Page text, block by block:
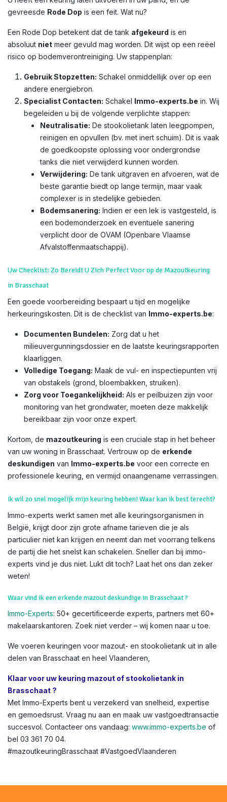
gevreesde Rode Dop is een feit. Wat nu?
Een Rode Dop betekent dat de tank afgekeurd is en
absoluut niet meer gevuld mag worden. Dit wijst op een reëel
risico op bodemverontreiniging. Uw stappenplan:
Gebruik Stopzetten: Schakel onmiddellijk over op een
andere energiebron.
Specialist Contacten: Schakel Immo-experts.be in. Wij
begeleiden u bij de volgende verplichte stappen:
Neutralisatie: De stookolietank laten leegpompen,
reinigen en opvullen (bv. met inert schuim). Dit is vaak
de goedkoopste oplossing voor ondergrondse
tanks die niet verwijderd kunnen worden.
Verwijdering: De tank uitgraven en afvoeren, wat de
beste garantie biedt op lange termijn, maar vaak
complexer is in stedelijke gebieden.
Bodemsanering: Indien er een lek is vastgesteld, is
een bodemonderzoek en eventuele sanering
verplicht door de OVAM (Openbare Vlaamse
Afvalstoffenmaatschappij).
Uw Checklist: Zo Bereidt U Zich Perfect Voor op de Mazoutkeuring
in Brasschaat
Een goede voorbereiding bespaart u tijd en mogelijke
herkeuringskosten. Dit is de checklist van Immo-experts.be:
Documenten Bundelen: Zorg dat u het
milieuvergunningsdossier en de laatste keuringsrapporten
klaarliggen.
Volledige Toegang: Maak de vul- en inspectiepunten vrij
van obstakels (grond, bloembakken, struiken).
Zorg voor Toegankelijkheid: Als er peilbuizen zijn voor
monitoring van het grondwater, moeten deze makkelijk
bereikbaar zijn voor onze expert.
Kortom, de mazoutkeuring is een cruciale stap in het beheer
van uw woning in Brasschaat. Vertrouw op de erkende
deskundigen van Immo-experts.be voor een correcte en
professionele keuring, en vermijd onaangename verrassingen.
Ik wil zo snel mogelijk mijn keuring hebben! Waar kan ik best terecht?
Immo-experts werkt samen met alle keuringsorganismen in
België, krijgt door zijn grote afname tarieven die je als
particulier niet kan krijgen en neemt dan met voorrang telkens
de partij die het snelst kan schakelen. Sneller dan bij immo-
experts vind je dus niet. Lukt dit toch? Laat het ons dan zeker
weten!
Waar vind ik een erkende mazout deskundige in Brasschaat ?
Immo-Experts: 50+ gecertificeerde experts, partners met 60+
makelaarskantoren. Zoek niet verder – wij komen naar u toe.
We voeren keuringen voor mazout- en stookolietank uit in alle
delen van Brasschaat en heel Vlaanderen,
Klaar voor uw keuring mazout of stookolietank in
Brasschaat ?
Met Immo-Experts bent u verzekerd van snelheid, expertise
en gemoedsrust. Vraag nu aan en maak uw vastgoedtransactie
succesvol. Contacteer ons vandaag: www.immo-experts.be of
bel 03 361 70 04.
#mazoutkeuringBrasschaat #VastgoedVlaanderen